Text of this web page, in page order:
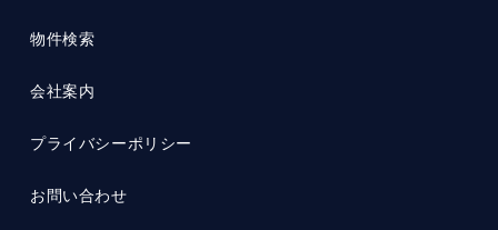
物件検索
会社案内
プライバシーポリシー
お問い合わせ